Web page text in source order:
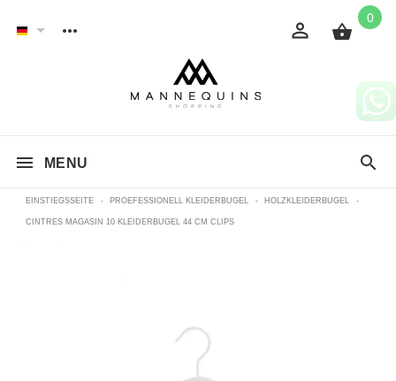
0
MENU
EINSTIEGSSEITE - PROEFESSIONELL KLEIDERBUGEL - HOLZKLEIDERBUGEL -
CINTRES MAGASIN 10 KLEIDERBUGEL 44 CM CLIPS